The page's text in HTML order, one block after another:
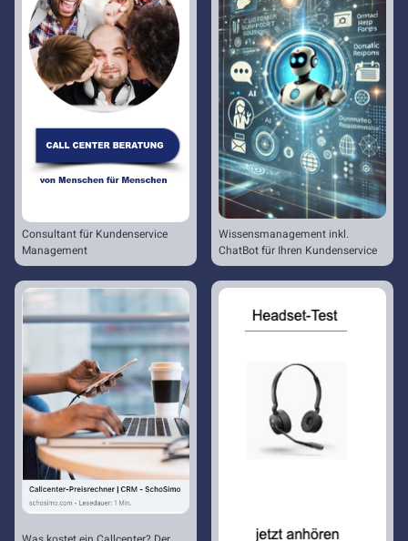
Consultant für Kundenservice
Management
Wissensmanagement inkl.
ChatBot für Ihren Kundenservice